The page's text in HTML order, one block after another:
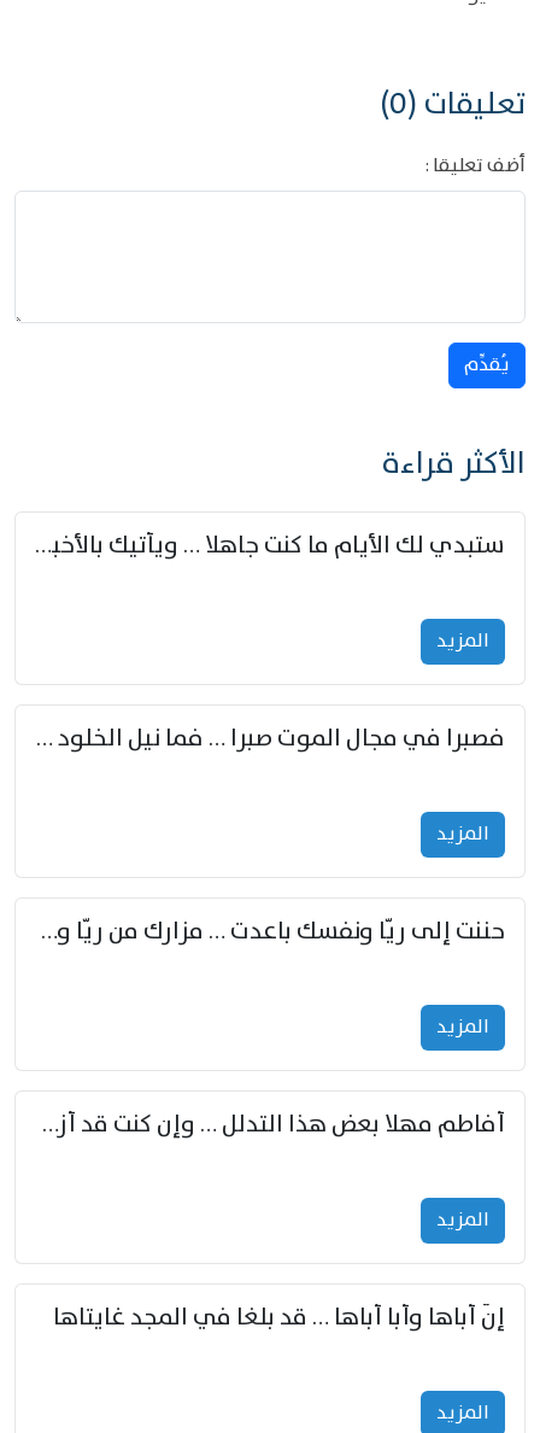
تعليقات (0)
أضف تعليقا :
يُقدِّم
الأكثر قراءة
ستبدي لك الأيام ما كنت جاهلا … ويأتيك بالأخبار من لم تزوّد
المزید
فصبرا في مجال الموت صبرا … فما نيل الخلود بمستطاع
المزید
حننت إلى ريّا ونفسك باعدت … مزارك من ريّا وشعباكما معا
المزید
أفاطم مهلا بعض هذا التدلل … وإن كنت قد أزمعت صرمي فأجملي
المزید
إنّ أباها وأبا أباها … قد بلغا في المجد غايتاها
المزید